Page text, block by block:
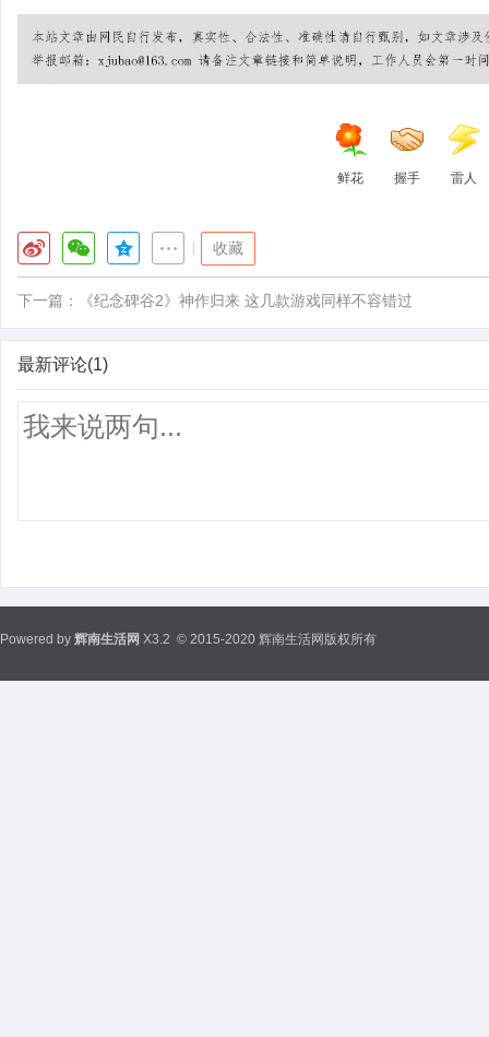
鲜花 握手 雷人
收藏
下一篇： 《纪念碑谷2》神作归来 这几款游戏同样不容错过
最新评论(1)
Powered by 辉南生活网 X3.2 © 2015-2020 辉南生活网版权所有